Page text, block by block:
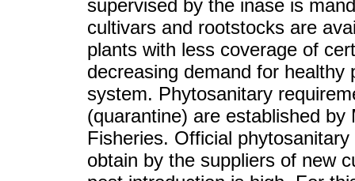
supervised by the inase is
cultivars and rootstocks are
plants with less coverage of
decreasing demand for
system. Phytosanitary
(quarantine) are established
Fisheries. Official
obtain by the suppliers of new